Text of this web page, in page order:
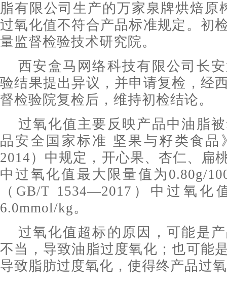
脂有限公司生产的万家泉牌烘焙原
过氧化值不符合产品标准规定。初
量监督检验技术研究院。
西安盒马网络科技有限公司长
验结果提出异议，并申请复检，经
督检验院复检后，维持初检结论。
过氧化值主要反映产品中油脂
品安全国家标准 坚果与籽类食品
2014）中规定，开心果、杏仁、扁
中过氧化值最大限量值为0.80g/
（GB/T 1534—2017）中过氧化
6.0mmol/kg。
过氧化值超标的原因，可能是
不当，导致油脂过度氧化；也可能
导致脂肪过度氧化，使得终产品过